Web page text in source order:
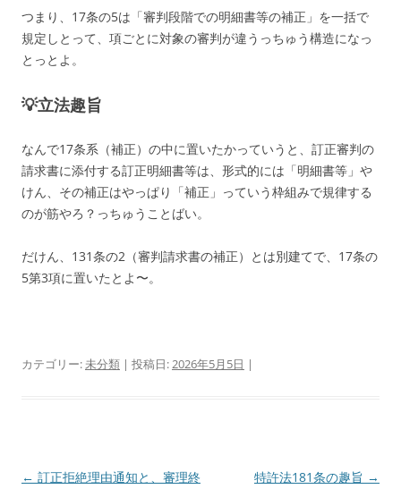
つまり、17条の5は「審判段階での明細書等の補正」を一括で
規定しとって、項ごとに対象の審判が違うっちゅう構造になっ
とっとよ。
💡立法趣旨
なんで17条系（補正）の中に置いたかっていうと、訂正審判の
請求書に添付する訂正明細書等は、形式的には「明細書等」や
けん、その補正はやっぱり「補正」っていう枠組みで規律する
のが筋やろ？っちゅうことばい。
だけん、131条の2（審判請求書の補正）とは別建てで、17条の
5第3項に置いたとよ〜。
カテゴリー:未分類 | 投稿日:2026年5月5日 |
投
← 訂正拒絶理由通知と、審理終
特許法181条の趣旨 →